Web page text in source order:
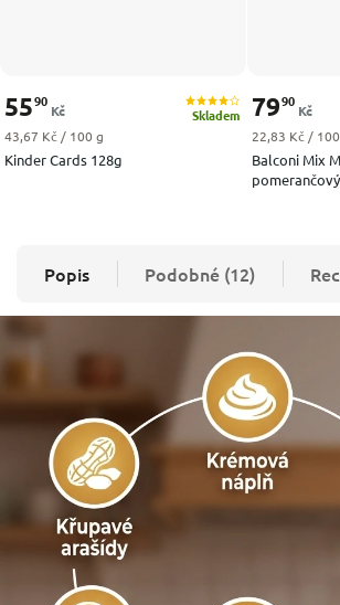
Kinder Cards 128g
Skladem
5590
Kč
Měrná cena:
43,67 Kč / 100 g
Balconi Mix
7990
Kč
Měrná cena:
22,83 Kč /
Popis Podobné (12)